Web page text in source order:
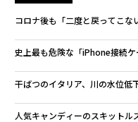
コロナ後も「二度と戻ってこな
史上最も危険な「iPhone接続
干ばつのイタリア、川の水位低
人気キャンディーのスキット